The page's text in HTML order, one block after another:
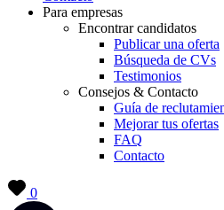
Para empresas
Encontrar candidatos
Publicar una oferta
Búsqueda de CVs
Testimonios
Consejos & Contacto
Guía de
Mejorar tus ofertas
FAQ
Contacto
0